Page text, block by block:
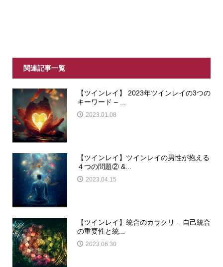
関連記事一覧
【ツインレイ】 2023年ツインレイの3つの
キーワード – ...
2023.01.08
【ツインレイ】ツインレイの男性が抱える
４つの問題② &...
2023.04.15
【ツインレイ】統合のカラクリ – 自己統合
の重要性と統...
2023.06.30